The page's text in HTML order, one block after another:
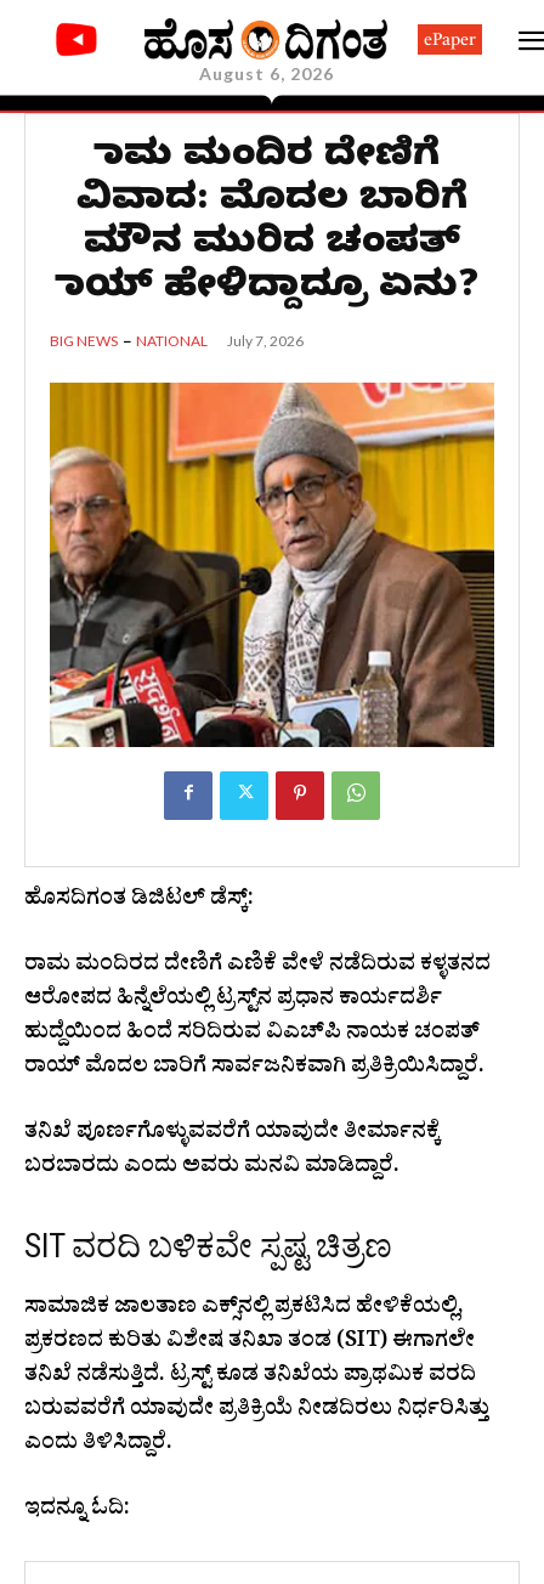
August 6, 2026
ePaper
ರಾಮ ಮಂದಿರ ದೇಣಿಗೆ
ವಿವಾದ: ಮೊದಲ ಬಾರಿಗೆ
ಮೌನ ಮುರಿದ ಚಂಪತ್
ರಾಯ್ ಹೇಳಿದ್ದಾದ್ರೂ ಏನು?
BIG NEWS NATIONAL July 7, 2026
ಹೊಸದಿಗಂತ ಡಿಜಿಟಲ್ ಡೆಸ್ಕ್:
ರಾಮ ಮಂದಿರದ ದೇಣಿಗೆ ಎಣಿಕೆ ವೇಳೆ ನಡೆದಿರುವ ಕಳ್ಳತನದ
ಆರೋಪದ ಹಿನ್ನೆಲೆಯಲ್ಲಿ ಟ್ರಸ್ಟ್‌ನ ಪ್ರಧಾನ ಕಾರ್ಯದರ್ಶಿ
ಹುದ್ದೆಯಿಂದ ಹಿಂದೆ ಸರಿದಿರುವ ವಿಎಚ್‌ಪಿ ನಾಯಕ ಚಂಪತ್
ರಾಯ್ ಮೊದಲ ಬಾರಿಗೆ ಸಾರ್ವಜನಿಕವಾಗಿ ಪ್ರತಿಕ್ರಿಯಿಸಿದ್ದಾರೆ.
ತನಿಖೆ ಪೂರ್ಣಗೊಳ್ಳುವವರೆಗೆ ಯಾವುದೇ ತೀರ್ಮಾನಕ್ಕೆ
ಬರಬಾರದು ಎಂದು ಅವರು ಮನವಿ ಮಾಡಿದ್ದಾರೆ.
SIT ವರದಿ ಬಳಿಕವೇ ಸ್ಪಷ್ಟ ಚಿತ್ರಣ
ಸಾಮಾಜಿಕ ಜಾಲತಾಣ ಎಕ್ಸ್‌ನಲ್ಲಿ ಪ್ರಕಟಿಸಿದ ಹೇಳಿಕೆಯಲ್ಲಿ,
ಪ್ರಕರಣದ ಕುರಿತು ವಿಶೇಷ ತನಿಖಾ ತಂಡ (SIT) ಈಗಾಗಲೇ
ತನಿಖೆ ನಡೆಸುತ್ತಿದೆ. ಟ್ರಸ್ಟ್ ಕೂಡ ತನಿಖೆಯ ಪ್ರಾಥಮಿಕ ವರದಿ
ಬರುವವರೆಗೆ ಯಾವುದೇ ಪ್ರತಿಕ್ರಿಯೆ ನೀಡದಿರಲು ನಿರ್ಧರಿಸಿತ್ತು
ಎಂದು ತಿಳಿಸಿದ್ದಾರೆ.
ಇದನ್ನೂ ಓದಿ: